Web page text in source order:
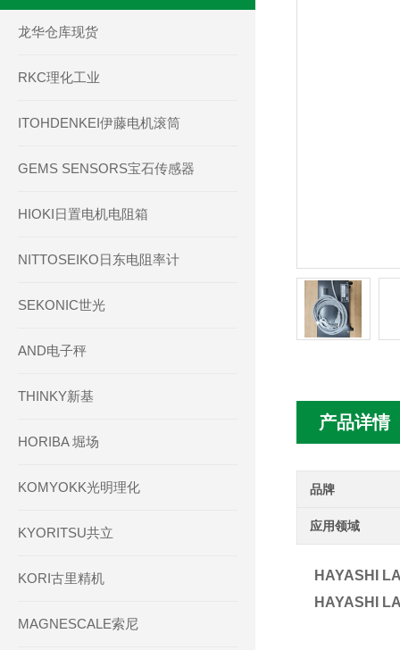
产品详情
品牌
应用领域
HAYASHI
HAYASHI
龙华仓库现货
RKC理化工业
ITOHDENKEI伊藤电机滚筒
GEMS SENSORS宝石传感器
HIOKI日置电机电阻箱
NITTOSEIKO日东电阻率计
SEKONIC世光
AND电子秤
THINKY新基
HORIBA 堀场
KOMYOKK光明理化
KYORITSU共立
KORI古里精机
MAGNESCALE索尼